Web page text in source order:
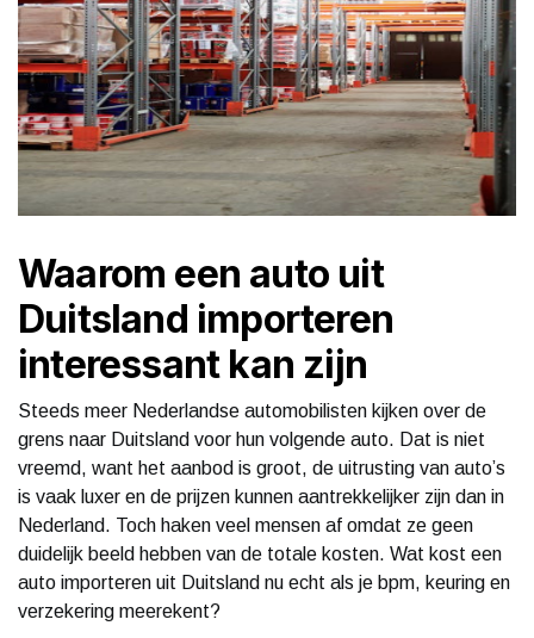
Waarom een auto uit
Duitsland importeren
interessant kan zijn
Steeds meer Nederlandse automobilisten kijken over de
grens naar Duitsland voor hun volgende auto. Dat is niet
vreemd, want het aanbod is groot, de uitrusting van auto’s
is vaak luxer en de prijzen kunnen aantrekkelijker zijn dan in
Nederland. Toch haken veel mensen af omdat ze geen
duidelijk beeld hebben van de totale kosten. Wat kost een
auto importeren uit Duitsland nu echt als je bpm, keuring en
verzekering meerekent?